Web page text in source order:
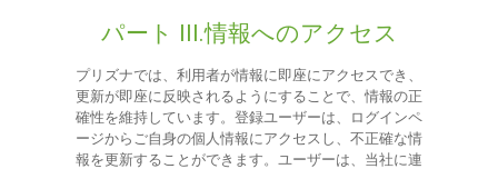
パート III.情報へのアクセス
プリズナでは、利用者が情報に即座にアクセスでき、
更新が即座に反映されるようにすることで、情報の正
確性を維持しています。登録ユーザーは、ログインペ
ージからご自身の個人情報にアクセスし、不正確な情
報を更新することができます。ユーザーは、当社に連